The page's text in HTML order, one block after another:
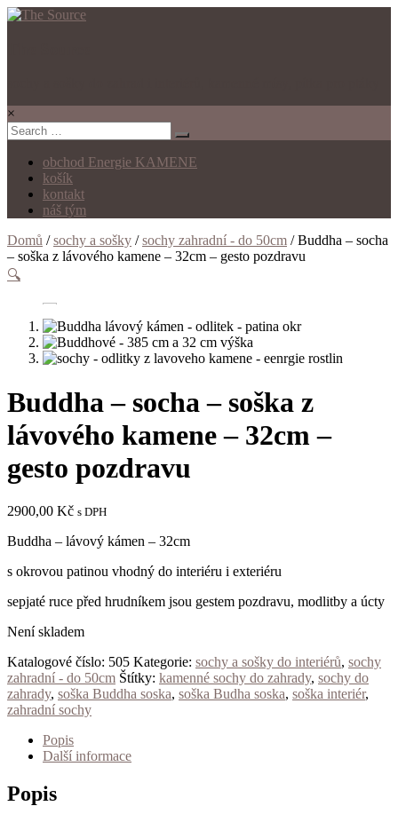
×
obchod Energie KAMENE
košík
kontakt
náš tým
Domů /sochy a sošky /sochy zahradní - do 50cm / Buddha – socha
– soška z lávového kamene – 32cm – gesto pozdravu
🔍
Buddha – socha – soška z
lávového kamene – 32cm –
gesto pozdravu
2900,00 Kč s DPH
Buddha – lávový kámen – 32cm
s okrovou patinou vhodný do interiéru i exteriéru
sepjaté ruce před hrudníkem jsou gestem pozdravu, modlitby a úcty
Není skladem
Katalogové číslo: 505 Kategorie: sochy a sošky do interiérů, sochy
zahradní - do 50cm Štítky: kamenné sochy do zahrady, sochy do
zahrady, soška Buddha soska, soška Budha soska, soška interiér,
zahradní sochy
Popis
Další informace
Popis